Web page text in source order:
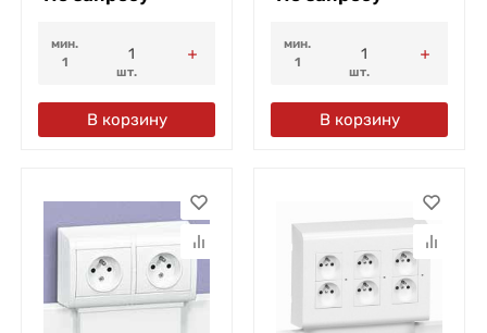
мин.
1
шт.
В корзину
мин.
1
шт.
В корзину